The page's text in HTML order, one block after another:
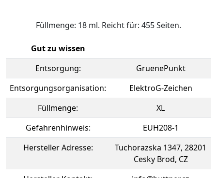
Füllmenge: 18 ml. Reicht für: 455 Seiten.
Gut zu wissen
Entsorgung:
GruenePunkt
Entsorgungsorganisation:
ElektroG-Zeichen
Füllmenge:
XL
Gefahrenhinweis:
EUH208-1
Hersteller Adresse:
Tuchorazska 1347, 28201
Cesky Brod, CZ